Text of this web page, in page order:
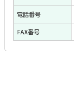
電話番号
FAX番号